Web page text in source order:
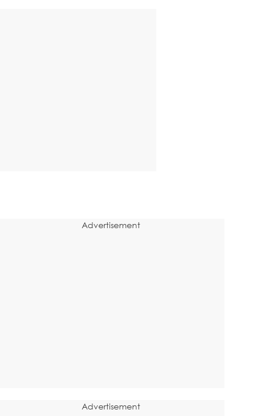
Advertisement
Advertisement